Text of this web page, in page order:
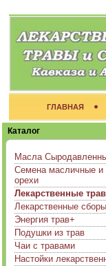
ГЛАВНАЯ
Каталог
Масла
Семена масличные и
орехи
Лекарственные
Лекарственные сборы
Энергия трав+
Подушки из трав
Чаи с травами
Настойки